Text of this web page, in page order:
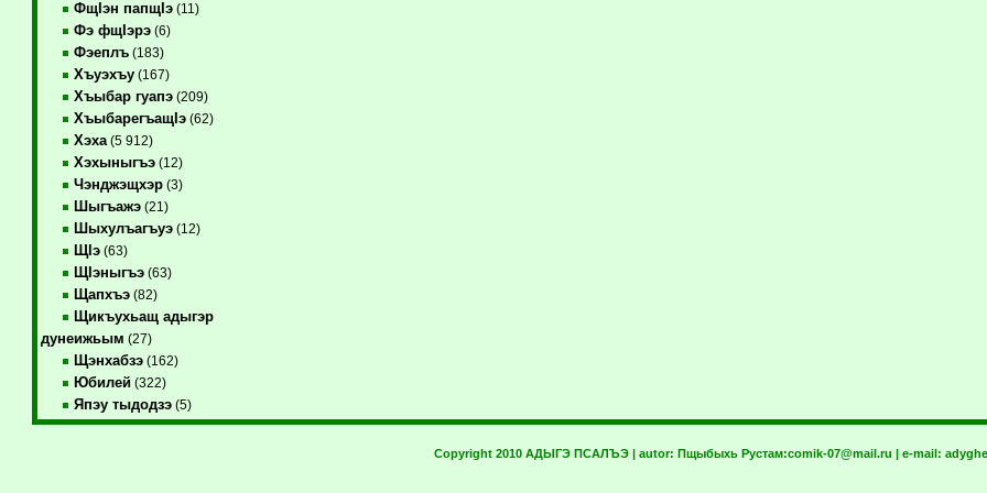
ФщIэн папщIэ(11)
Фэ фщIэрэ(6)
Фэеплъ(183)
Хъуэхъу(167)
Хъыбар гуапэ(209)
ХъыбарегъащIэ(62)
Хэха(5 912)
Хэхыныгъэ(12)
Чэнджэщхэр(3)
Шыгъажэ(21)
Шыхулъагъуэ(12)
ЩIэ(63)
ЩIэныгъэ(63)
Щапхъэ(82)
Щикъухьащ адыгэр
дунеижьым (27)
Щэнхабзэ(162)
Юбилей(322)
Япэу тыдодзэ(5)
Copyright 2010 АДЫГЭ ПСАЛЪЭ | autor: Пщыбыхь Рустам:comik-07@mail.ru | e-mail: